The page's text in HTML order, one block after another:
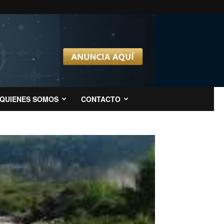
QUIENES SOMOS CONTACTO